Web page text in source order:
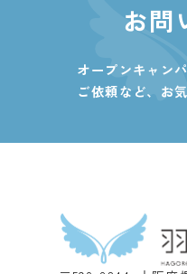
お問
オープンキャン
ご依頼など、 お